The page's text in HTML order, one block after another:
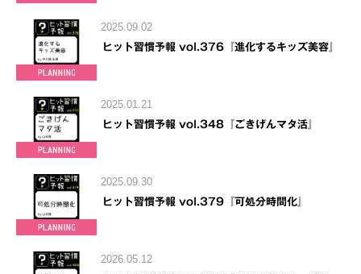
2025.09.02
ヒット習慣予報 vol.376『進化するキッズ美容』
2025.01.21
ヒット習慣予報 vol.348『ごきげんマタ活』
2025.09.30
ヒット習慣予報 vol.379『可処分時間化』
2026.05.12